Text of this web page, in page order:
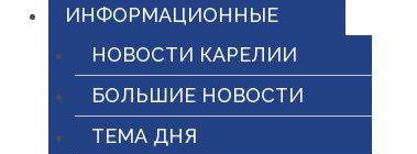
ИНФОРМАЦИОННЫЕ
НОВОСТИ КАРЕЛИИ
БОЛЬШИЕ НОВОСТИ
ТЕМА ДНЯ